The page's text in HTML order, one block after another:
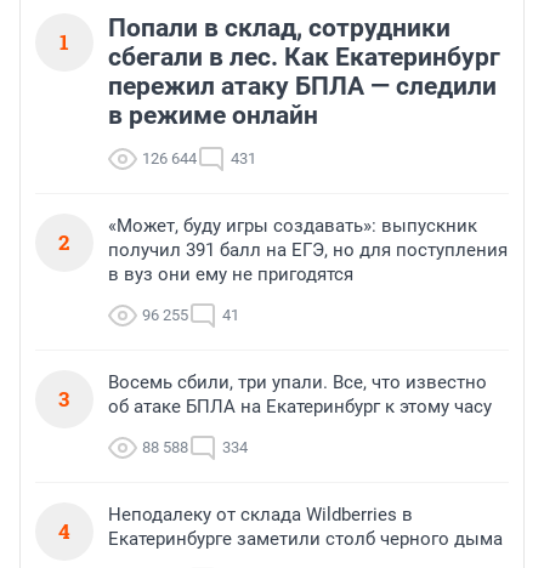
1
Попали в склад, сотрудники
сбегали в лес. Как Екатеринбург
пережил атаку БПЛА — следили
в режиме онлайн
126 644 431
2
«Может, буду игры создавать»: выпускник
получил 391 балл на ЕГЭ, но для поступления
в вуз они ему не пригодятся
96 255 41
3
Восемь сбили, три упали. Все, что известно
об атаке БПЛА на Екатеринбург к этому часу
88 588 334
4
Неподалеку от склада Wildberries в
Екатеринбурге заметили столб черного дыма